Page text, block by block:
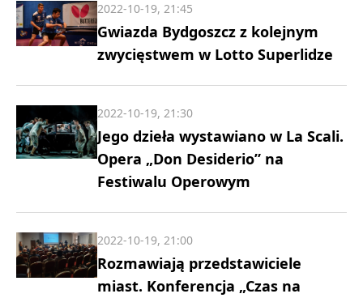
Gwiazda Bydgoszcz z kolejnym
zwycięstwem w Lotto Superlidze
2022-10-19, 21:45
Jego dzieła wystawiano w La Scali.
Opera „Don Desiderio” na
Festiwalu Operowym
2022-10-19, 21:30
Rozmawiają przedstawiciele
miast. Konferencja „Czas na
2022-10-19, 21:00